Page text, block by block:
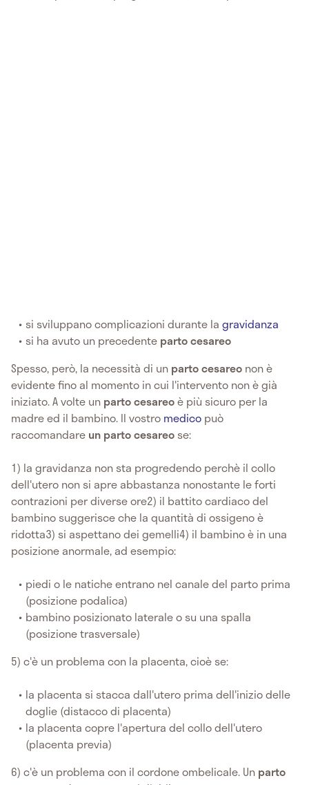
si sviluppano complicazioni durante lagravidanza
si ha avuto un precedente parto cesareo
Spesso, però, la necessità di un parto cesareo non è
evidente fino al momento in cui l'intervento non è già
iniziato. A volte un parto cesareoè più sicuro per la
madre ed il bambino. Il vostro medico può
raccomandare un parto cesareo se:
1) la gravidanza non sta progredendo perchè il collo
dell'utero non si apre abbastanza nonostante le forti
contrazioni per diverse ore2) il battito cardiaco del
bambino suggerisce che la quantità di ossigeno è
ridotta3) si aspettano dei gemelli4) il bambino è in una
posizione anormale, ad esempio:
piedi o le natiche entrano nel canale del parto prima
(posizione podalica)
bambino posizionato laterale o su una spalla
(posizione trasversale)
5) c'è un problema con la placenta, cioè se:
la placenta si stacca dall'utero prima dell'inizio delle
doglie (distacco di placenta)
la placenta copre l'apertura del collo dell'utero
(placenta previa)
6) c'è un problema con il cordone ombelicale. Un parto